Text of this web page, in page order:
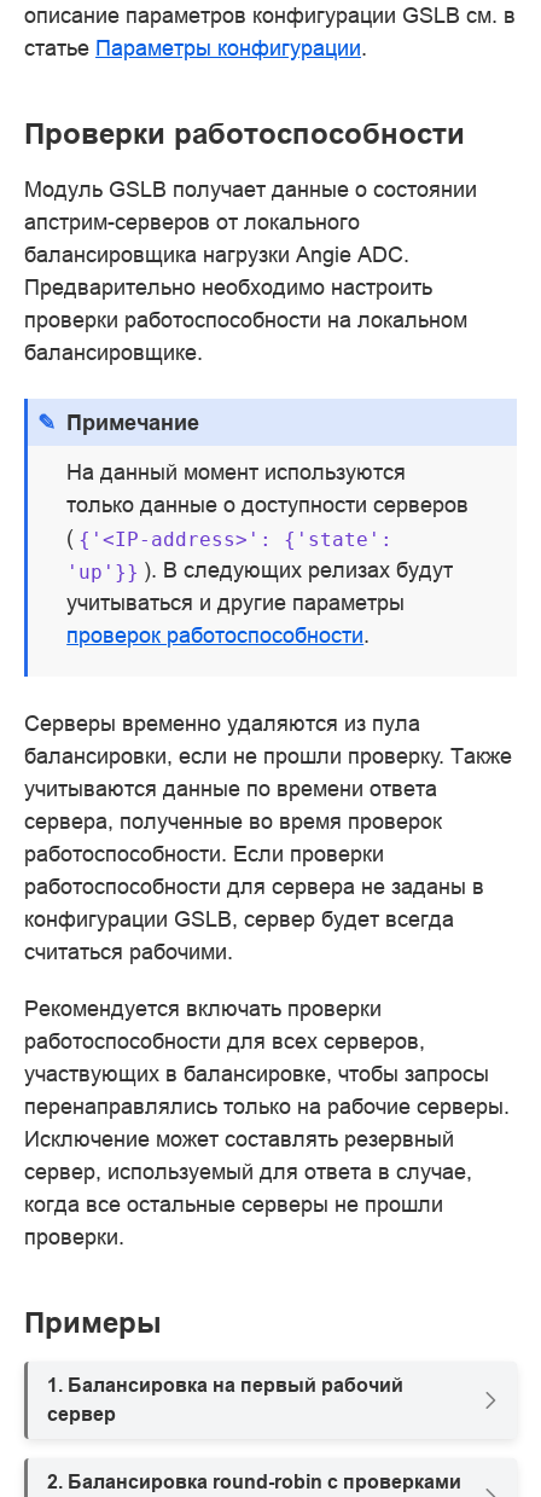
описание параметров конфигурации GSLB см. в
статье Параметры конфигурации.
Проверки работоспособности
Модуль GSLB получает данные о состоянии
апстрим-серверов от локального
балансировщика нагрузки Angie ADC.
Предварительно необходимо настроить
проверки работоспособности на локальном
балансировщике.
Примечание
На данный момент используются
только данные о доступности серверов
( {'<IP-address>':
{'state':
'up'}} ). В следующих релизах будут
учитываться и другие параметры
проверок работоспособности.
Серверы временно удаляются из пула
балансировки, если не прошли проверку. Также
учитываются данные по времени ответа
сервера, полученные во время проверок
работоспособности. Если проверки
работоспособности для сервера не заданы в
конфигурации GSLB, сервер будет всегда
считаться рабочими.
Рекомендуется включать проверки
работоспособности для всех серверов,
участвующих в балансировке, чтобы запросы
перенаправлялись только на рабочие серверы.
Исключение может составлять резервный
сервер, используемый для ответа в случае,
когда все остальные серверы не прошли
проверки.
Примеры
1. Балансировка на первый рабочий
сервер
2. Балансировка round-robin с проверками